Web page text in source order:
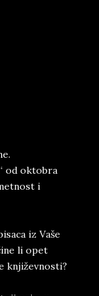
od oktobra
i
iz Vaše
li opet
književnosti?